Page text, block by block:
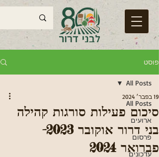
פוסט
All Posts
ארועים
פרסום
עדכונים
All Posts
סיכום פעילות סורגות קהילה
בני דרור אוקובר 2023-
פברואר 2024
19 בפבר׳ 2024